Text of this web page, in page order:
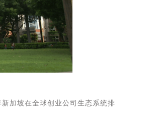
加坡在全球创业公司生态系统排